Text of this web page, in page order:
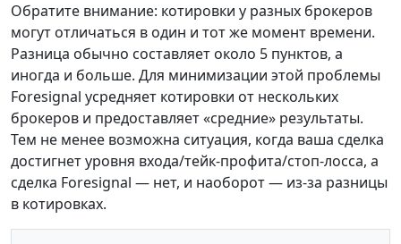
Обратите внимание: котировки у разных брокеров
могут отличаться в один и тот же момент времени.
Разница обычно составляет около 5 пунктов, а
иногда и больше. Для минимизации этой проблемы
Foresignal усредняет котировки от нескольких
брокеров и предоставляет «средние» результаты.
Тем не менее возможна ситуация, когда ваша сделка
достигнет уровня входа/тейк-профита/стоп-лосса, а
сделка Foresignal — нет, и наоборот — из-за разницы
в котировках.